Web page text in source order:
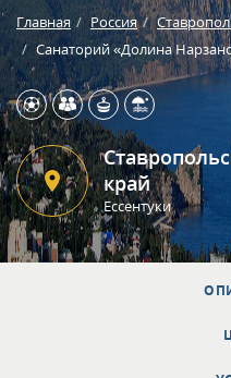
Главная Россия
Санаторий «Долина
край
Ессентуки